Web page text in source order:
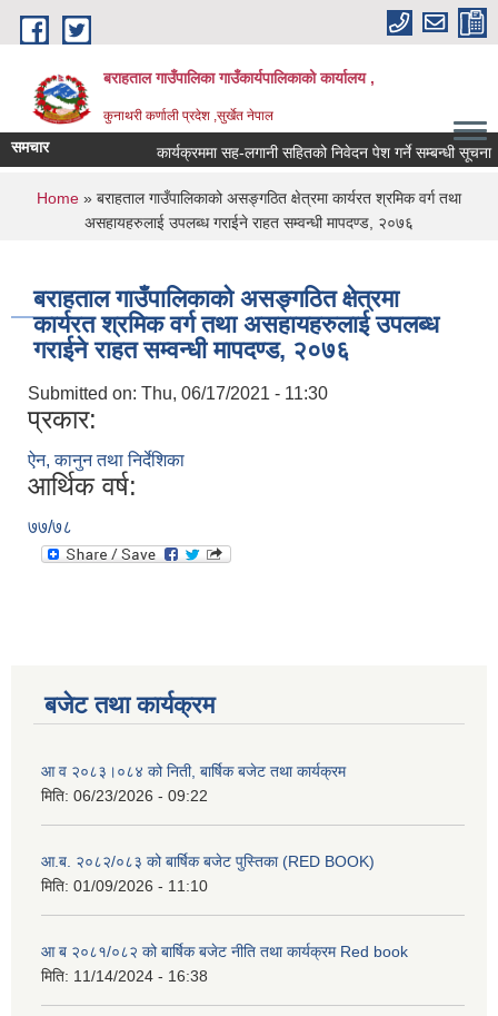
Skip to main content
बराहताल गाउँपालिका गाउँकार्यपालिकाको कार्यालय ,
कुनाथरी कर्णाली प्रदेश ,सुर्खेत नेपाल
समचार कार्यक्रममा सह-लगानी सहितको निवेदन पेश गर्ने सम्बन्धी सूचना
You are here
Home » बराहताल गाउँपालिकाको असङ्गठित क्षेत्रमा कार्यरत श्रमिक वर्ग तथा
असहायहरुलाई उपलब्ध गराईने राहत सम्वन्धी मापदण्ड, २०७६
बराहताल गाउँपालिकाको असङ्गठित क्षेत्रमा
कार्यरत श्रमिक वर्ग तथा असहायहरुलाई उपलब्ध
गराईने राहत सम्वन्धी मापदण्ड, २०७६
Submitted on: Thu, 06/17/2021 - 11:30
प्रकार:
ऐन, कानुन तथा निर्देशिका
आर्थिक वर्ष:
७७/७८
बजेट तथा कार्यक्रम
आ व २०८३।०८४ को निती, बार्षिक बजेट तथा कार्यक्रम
मिति: 06/23/2026 - 09:22
आ.ब. २०८२/०८३ को बार्षिक बजेट पुस्तिका (RED BOOK)
मिति: 01/09/2026 - 11:10
आ ब २०८१/०८२ को बार्षिक बजेट नीति तथा कार्यक्रम Red book
मिति: 11/14/2024 - 16:38